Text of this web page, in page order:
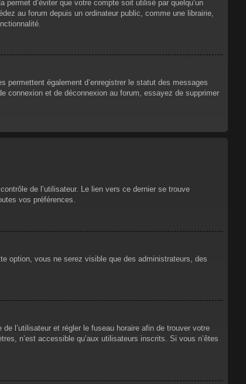
d’éviter que votre compte soit utilisé par quelqu’un
au forum depuis un ordinateur public, comme une librairie,
également d’enregistrer le statut des messages
connexion et de déconnexion au forum, essayez de supprimer
de l’utilisateur. Le lien vers ce dernier se trouve
vos préférences.
option, vous ne serez visible que des administrateurs, des
l’utilisateur et régler le fuseau horaire afin de trouver votre
n’est accessible qu’aux utilisateurs inscrits. Si vous n’êtes